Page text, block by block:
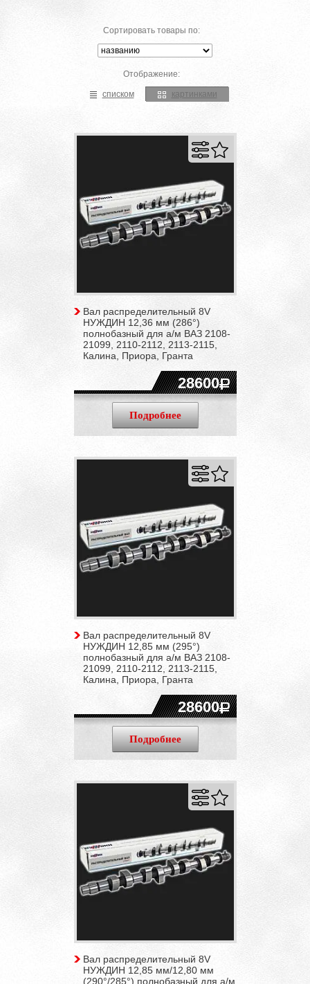
Сортировать товары по:
Отображение:
списком картинками
Вал распределительный 8V
НУЖДИН 12,36 мм (286°)
полнобазный для а/м ВАЗ 2108-
21099, 2110-2112, 2113-2115,
Калина, Приора, Гранта
28600
Подробнее
Вал распределительный 8V
НУЖДИН 12,85 мм (295°)
полнобазный для а/м ВАЗ 2108-
21099, 2110-2112, 2113-2115,
Калина, Приора, Гранта
28600
Подробнее
Вал распределительный 8V
НУЖДИН 12,85 мм/12,80 мм
(290°/285°) полнобазный для а/м